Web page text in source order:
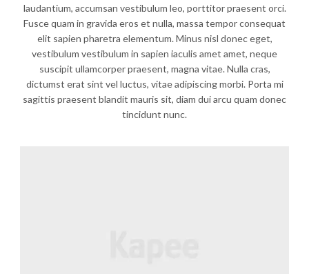
laudantium, accumsan vestibulum leo, porttitor praesent orci.
Fusce quam in gravida eros et nulla, massa tempor consequat
elit sapien pharetra elementum. Minus nisl donec eget,
vestibulum vestibulum in sapien iaculis amet amet, neque
suscipit ullamcorper praesent, magna vitae. Nulla cras,
dictumst erat sint vel luctus, vitae adipiscing morbi. Porta mi
sagittis praesent blandit mauris sit, diam dui arcu quam donec
tincidunt nunc.